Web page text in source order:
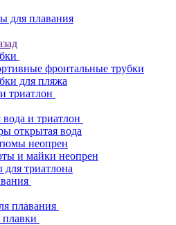
для плавания
фронтальные трубки
для пляжа
триатлон
и триатлон
открытая вода
неопрен
и майки неопрен
триатлона
плавания